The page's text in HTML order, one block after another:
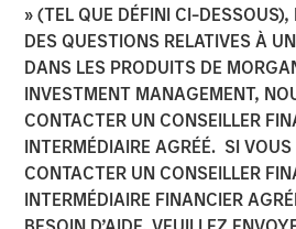
» (TEL QUE DÉFINI CI-DESSOUS),
DES QUESTIONS RELATIVES À
DANS LES PRODUITS DE
INVESTMENT MANAGEMENT,
CONTACTER UN CONSEILLER
INTERMÉDIAIRE AGRÉÉ. SI
CONTACTER UN CONSEILLER
INTERMÉDIAIRE FINANCIER
23 JANVIER 2024
Series C round led by
(“TVG”) as part of climate